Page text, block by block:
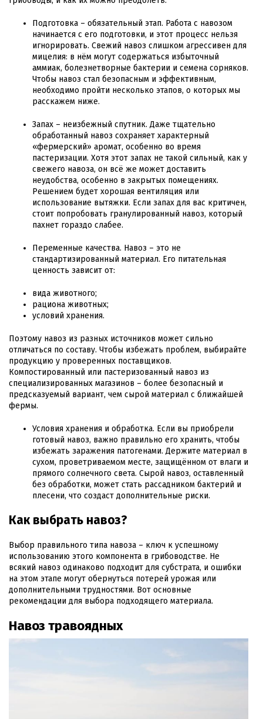
Подготовка – обязательный этап. Работа с навозом
начинается с его подготовки, и этот процесс нельзя
игнорировать. Свежий навоз слишком агрессивен для
мицелия: в нём могут содержаться избыточный
аммиак, болезнетворные бактерии и семена сорняков.
Чтобы навоз стал безопасным и эффективным,
необходимо пройти несколько этапов, о которых мы
расскажем ниже.
Запах – неизбежный спутник. Даже тщательно
обработанный навоз сохраняет характерный
«фермерский» аромат, особенно во время
пастеризации. Хотя этот запах не такой сильный, как у
свежего навоза, он всё же может доставить
неудобства, особенно в закрытых помещениях.
Решением будет хорошая вентиляция или
использование вытяжки. Если запах для вас критичен,
стоит попробовать гранулированный навоз, который
пахнет гораздо слабее.
Переменные качества. Навоз – это не
стандартизированный материал. Его питательная
ценность зависит от:
вида животного;
рациона животных;
условий хранения.
Поэтому навоз из разных источников может сильно
отличаться по составу. Чтобы избежать проблем, выбирайте
продукцию у проверенных поставщиков.
Компостированный или пастеризованный навоз из
специализированных магазинов – более безопасный и
предсказуемый вариант, чем сырой материал с ближайшей
фермы.
Условия хранения и обработка. Если вы приобрели
готовый навоз, важно правильно его хранить, чтобы
избежать заражения патогенами. Держите материал в
сухом, проветриваемом месте, защищённом от влаги и
прямого солнечного света. Сырой навоз, оставленный
без обработки, может стать рассадником бактерий и
плесени, что создаст дополнительные риски.
Как выбрать навоз?
Выбор правильного типа навоза – ключ к успешному
использованию этого компонента в грибоводстве. Не
всякий навоз одинаково подходит для субстрата, и ошибки
на этом этапе могут обернуться потерей урожая или
дополнительными трудностями. Вот основные
рекомендации для выбора подходящего материала.
Навоз травоядных